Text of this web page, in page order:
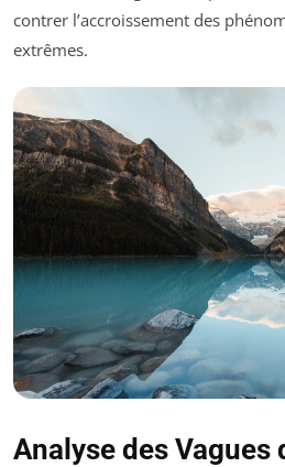
contrer l’accroissement des
extrêmes.
Analyse des Vagues